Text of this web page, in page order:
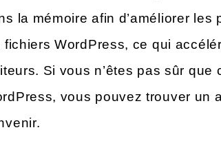
la mémoire afin d’améliorer
fichiers WordPress, ce qui
Si vous n’êtes pas sûr
vous pouvez trouver un